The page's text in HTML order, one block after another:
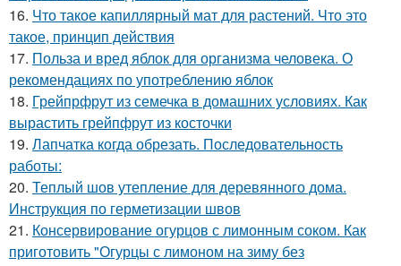
16. Что такое капиллярный мат для растений. Что это
такое, принцип действия
17. Польза и вред яблок для организма человека. О
рекомендациях по употреблению яблок
18. Грейпрфрут из семечка в домашних условиях. Как
вырастить грейпфрут из косточки
19. Лапчатка когда обрезать. Последовательность
работы:
20. Теплый шов утепление для деревянного дома.
Инструкция по герметизации швов
21. Консервирование огурцов с лимонным соком. Как
приготовить "Огурцы с лимоном на зиму без